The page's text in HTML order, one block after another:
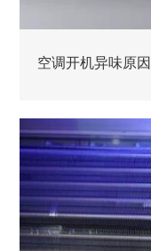
空调开机异味原因